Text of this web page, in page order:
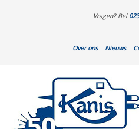
Vragen? Bel
Over ons Nieuws